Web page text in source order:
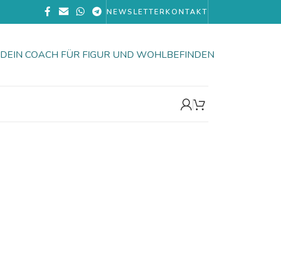
NEWSLETTERKONTAKT
DEIN COACH FÜR FIGUR UND WOHLBEFINDEN